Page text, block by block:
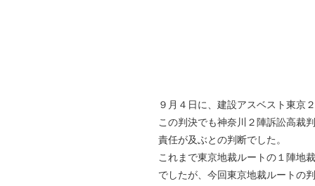
９月４日に、建設アスベスト東京
この判決でも神奈川２陣訴訟高裁
責任が及ぶとの判断でした。
これまで東京地裁ルートの１陣地
でしたが、今回東京地裁ルートの